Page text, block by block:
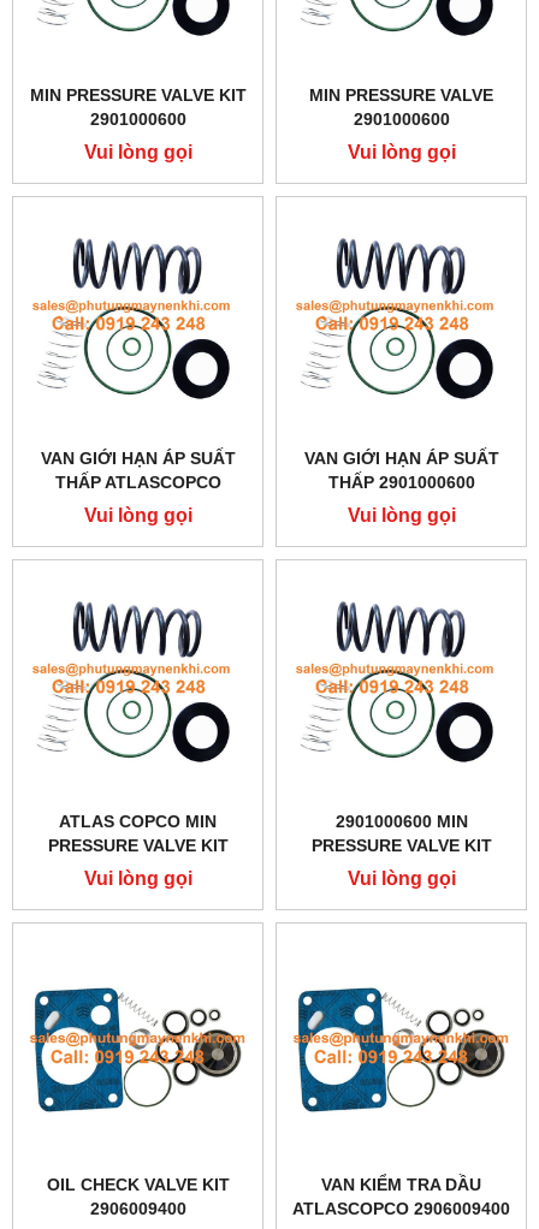
MIN PRESSURE VALVE KIT
2901000600
Vui lòng gọi
MIN PRESSURE VALVE
2901000600
Vui lòng gọi
VAN GIỚI HẠN ÁP SUẤT
THẤP ATLASCOPCO
2901000600
Vui lòng gọi
VAN GIỚI HẠN ÁP SUẤT
THẤP 2901000600
Vui lòng gọi
ATLAS COPCO MIN
PRESSURE VALVE KIT
2901000600
Vui lòng gọi
2901000600 MIN
PRESSURE VALVE KIT
Vui lòng gọi
OIL CHECK VALVE KIT
2906009400
VAN KIỂM TRA DẦU
ATLASCOPCO 2906009400